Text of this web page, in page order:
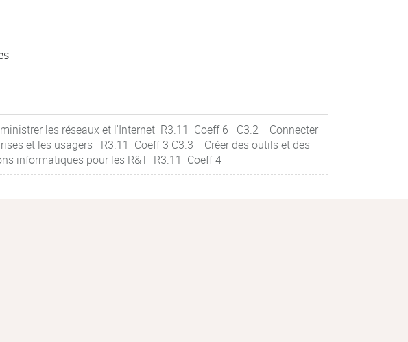
les réseaux et l'Internet R3.11 Coeff 6 C3.2 Connecter
et les usagers R3.11 Coeff 3 C3.3 Créer des outils et des
informatiques pour les R&T R3.11 Coeff 4